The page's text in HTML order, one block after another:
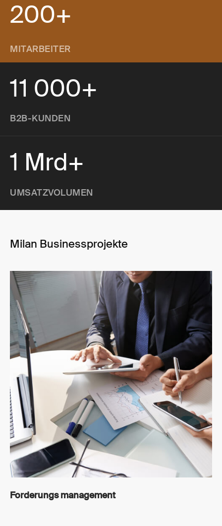
200+
MITARBEITER
11 000+
B2B-KUNDEN
1 Mrd+
UMSATZVOLUMEN
Milan Businessprojekte
Forderungs management